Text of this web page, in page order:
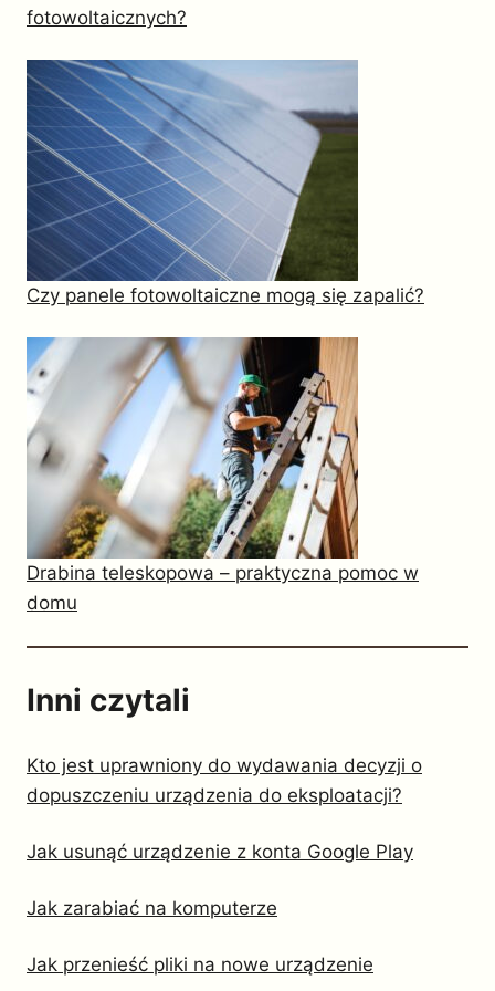
fotowoltaicznych?
Czy panele fotowoltaiczne mogą się zapalić?
Drabina teleskopowa – praktyczna pomoc w
domu
Inni czytali
Kto jest uprawniony do wydawania decyzji o
dopuszczeniu urządzenia do eksploatacji?
Jak usunąć urządzenie z konta Google Play
Jak zarabiać na komputerze
Jak przenieść pliki na nowe urządzenie